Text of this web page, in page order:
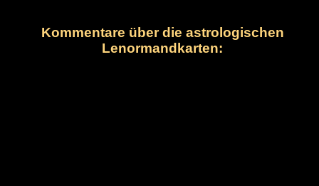
Kommentare über die astrologischen
Lenormandkarten: